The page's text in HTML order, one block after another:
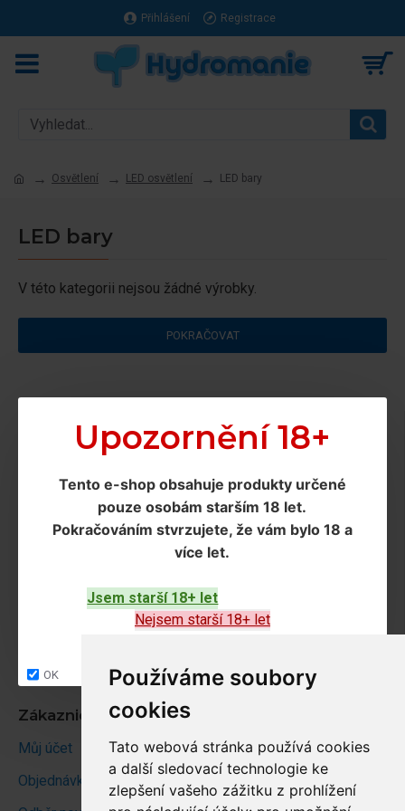
Používáme soubory
cookies
Tato webová stránka používá cookies
a další sledovací technologie ke
zlepšení vašeho zážitku z prohlížení
Upozornění 18+
Tento e-shop obsahuje produkty určené
pouze osobám starším 18 let.
Pokračováním stvrzujete, že vám bylo 18 a
více let.
Jsem starší 18+ let
Nejsem starší 18+ let
OK
Přihlášení Registrace
Osvětlení LED osvětlení LED bary
LED bary
V této kategorii nejsou žádné výrobky.
POKRAČOVAT
Ochrana os. údajů
Obchodní podmínky
Site map
Zákaznický účet
Můj účet
Objednávky